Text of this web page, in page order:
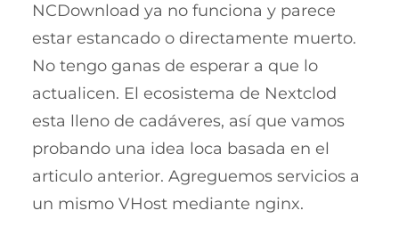
NCDownload ya no funciona y parece
estar estancado o directamente muerto.
No tengo ganas de esperar a que lo
actualicen. El ecosistema de Nextclod
esta lleno de cadáveres, así que vamos
probando una idea loca basada en el
articulo anterior. Agreguemos servicios a
un mismo VHost mediante nginx.